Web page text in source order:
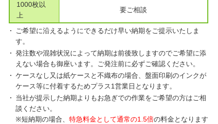
1000枚以
上
要ご相談
ご希望に沿えるようにできるだけ早い納期をご提示いたしま
す。
発注数や混雑状況によって納期は前後致しますのでご希望に添
えない場合も御座います。ご発注前に必ずご確認ください。
ケースなし又は紙ケースと不織布の場合、盤面印刷のインクが
ケース等に付着するためプラス1営業日となります。
当社が提示した納期よりもお急ぎでの作業をご希望の方はご相
談ください。
※短納期の場合、特急料金として通常の1.5倍の料金となります